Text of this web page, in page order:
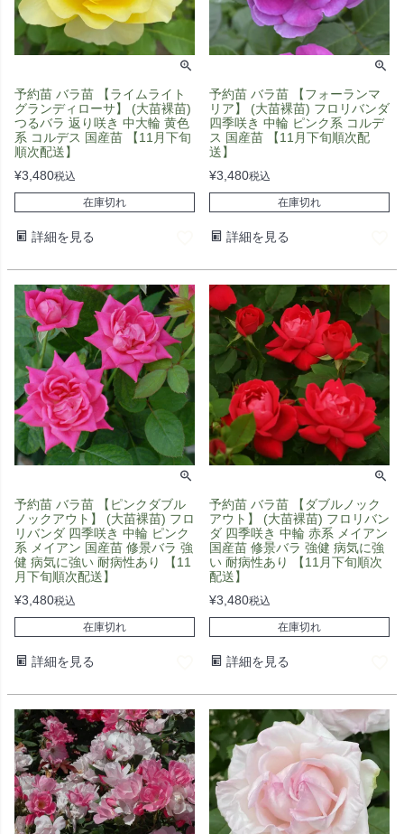
予約苗 バラ苗 【ライムライト
グランディローサ】 (大苗裸苗)
つるバラ 返り咲き 中大輪 黄色
系 コルデス 国産苗 【11月下旬
順次配送】
¥3,480税込
在庫切れ
詳細を見る
予約苗 バラ苗 【フォーランマ
リア】 (大苗裸苗) フロリバンダ
四季咲き 中輪 ピンク系 コルデ
ス 国産苗 【11月下旬順次配
送】
¥3,480税込
在庫切れ
詳細を見る
予約苗 バラ苗 【ピンクダブル
ノックアウト】 (大苗裸苗) フロ
リバンダ 四季咲き 中輪 ピンク
系 メイアン 国産苗 修景バラ 強
健 病気に強い 耐病性あり 【11
月下旬順次配送】
¥3,480税込
在庫切れ
詳細を見る
予約苗 バラ苗 【ダブルノック
アウト】 (大苗裸苗) フロリバン
ダ 四季咲き 中輪 赤系 メイアン
国産苗 修景バラ 強健 病気に強
い 耐病性あり 【11月下旬順次
配送】
¥3,480税込
在庫切れ
詳細を見る